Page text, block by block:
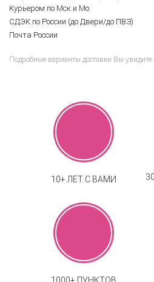
Курьером по Мск и Мо
СДЭК по России (до Двери/до ПВЗ)
Почта России
Подробные варианты доставки Вы
10+ ЛЕТ С ВАМИ
1000+ ПУНКТОВ